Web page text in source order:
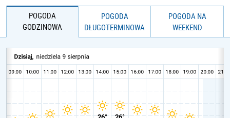
POGODA
GODZINOWA
POGODA
DŁUGOTERMINOWA
POGODA NA
WEEKEND